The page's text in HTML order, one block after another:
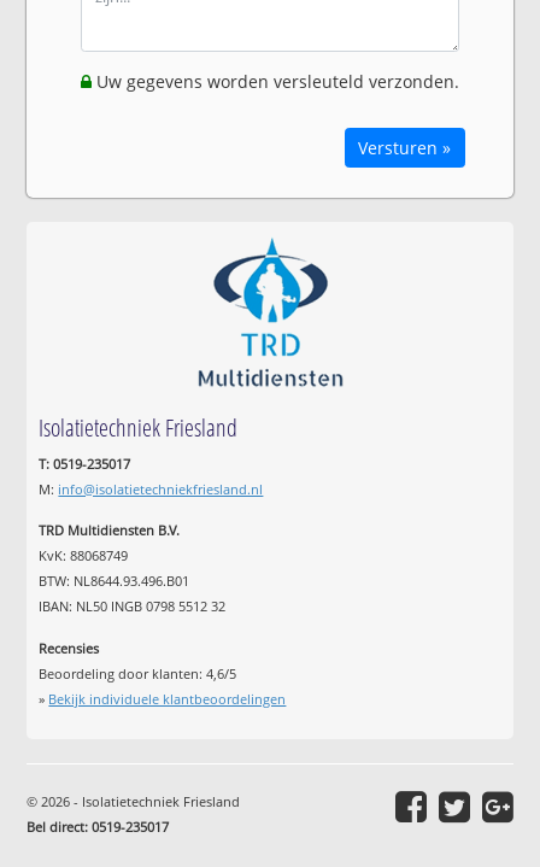
Uw gegevens worden versleuteld verzonden.
Versturen »
Isolatietechniek Friesland
T: 0519-235017
M: info@isolatietechniekfriesland.nl
TRD Multidiensten B.V.
KvK: 88068749
BTW: NL8644.93.496.B01
IBAN: NL50 INGB 0798 5512 32
Recensies
Beoordeling door klanten:4,6/5
» Bekijk individuele klantbeoordelingen
© 2026 - Isolatietechniek Friesland
Bel direct: 0519-235017